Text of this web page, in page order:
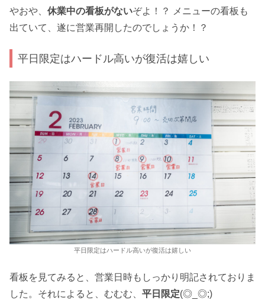
やおや、 休業中の看板がないぞよ！？ メニューの看板も
出ていて、遂に営業再開したのでしょうか！？
平日限定はハードル高いが復活は嬉しい
平日限定はハードル高いが復活は嬉しい
看板を見てみると、営業日時もしっかり明記されておりま
した。それによると、むむむ、 平日限定(◎_◎;)